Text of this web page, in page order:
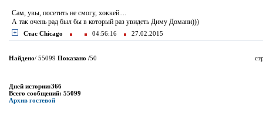
Сам, увы, посетить не смогу, хоккей....
А так очень рад был бы в который раз увидеть Диму Домани)))
Стас Chicago 04:56:16 27.02.2015
Найдено/ 55099 Показано /50
Дней истории:366
Всего сообщений: 55099
Архив гостевой